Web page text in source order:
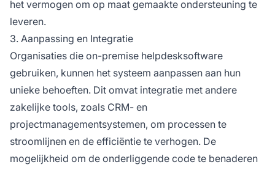
het vermogen om op maat gemaakte ondersteuning te
leveren.
3. Aanpassing en Integratie
Organisaties die on-premise helpdesksoftware
gebruiken, kunnen het systeem aanpassen aan hun
unieke behoeften. Dit omvat integratie met andere
zakelijke tools, zoals CRM- en
projectmanagementsystemen, om processen te
stroomlijnen en de efficiëntie te verhogen. De
mogelijkheid om de onderliggende code te benaderen